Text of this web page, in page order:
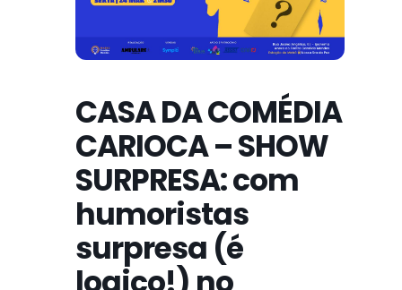
CASA DA COMÉDIA
CARIOCA – SHOW
SURPRESA: com
humoristas
surpresa (é